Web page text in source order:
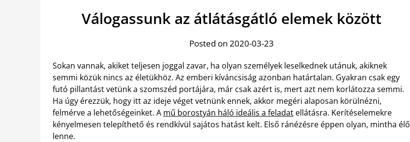
Válogassunk az átlátásgátló elemek között
Posted on 2020-03-23
Sokan vannak, akiket teljesen joggal zavar, ha olyan személyek leselkednek utánuk, akiknek
semmi közük nincs az életükhöz. Az emberi kíváncsiság azonban határtalan. Gyakran csak egy
futó pillantást vetünk a szomszéd portájára, már csak azért is, mert azt nem korlátozza semmi.
Ha úgy érezzük, hogy itt az ideje véget vetnünk ennek, akkor megéri alaposan körülnézni,
felmérve a lehetőségeinket. A mű borostyán háló ideális a feladat ellátásra. Kerítéselemekre
kényelmesen telepíthető és rendkívül sajátos hatást kelt. Első ránézésre éppen olyan, mintha élő
lenne.